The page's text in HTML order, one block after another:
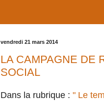
vendredi 21 mars 2014
LA CAMPAGNE DE
SOCIAL
Dans la rubrique : " Le